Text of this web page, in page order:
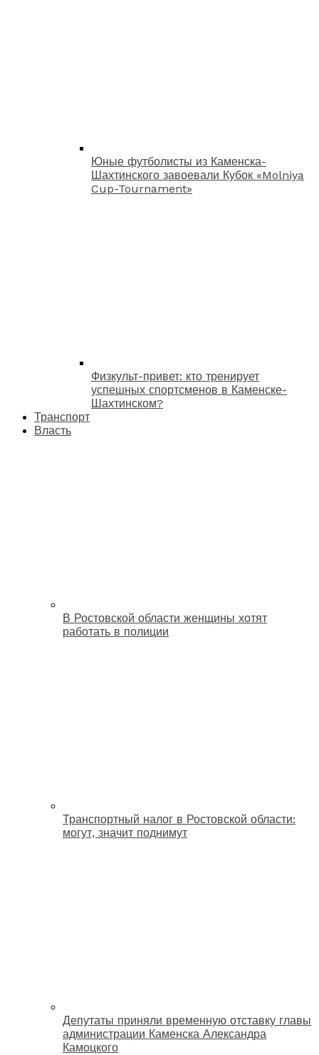
Юные футболисты из Каменска-
Шахтинского завоевали Кубок «Molniya
Cup-Tournament»
Физкульт-привет: кто тренирует
успешных спортсменов в Каменске-
Шахтинском?
Транспорт
Власть
В Ростовской области женщины хотят
работать в полиции
Транспортный налог в Ростовской области:
могут, значит поднимут
Депутаты приняли временную отставку главы
администрации Каменска Александра
Камоцкого